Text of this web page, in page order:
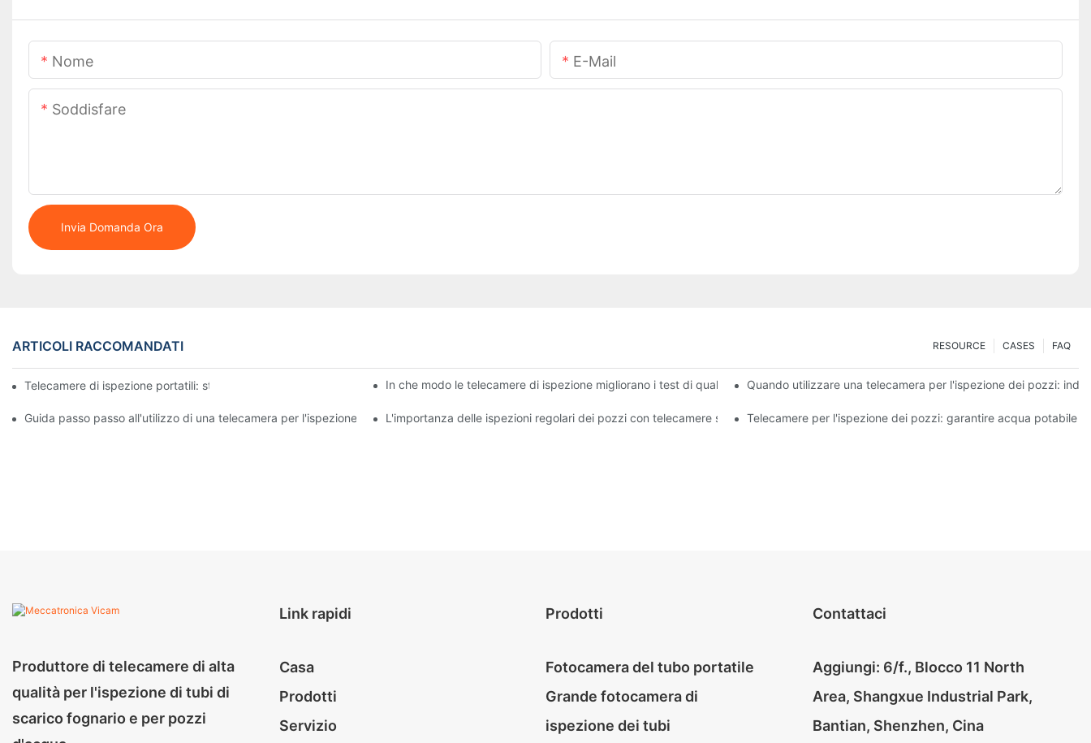
Nome E-Mail
Soddisfare
Invia Domanda Ora
ARTICOLI RACCOMANDATI FAQ
CASES
RESOURCE
Telecamere di ispezione portatili: strumenti essenziali per i professionistiIn che modo le telecamere di ispezione migliorano i test di qualità dell'acquaQuando utilizzare una telecamera per l'ispezione dei pozzi:
Guida passo passo all'utilizzo di una telecamera per l'ispezione dei pozziL'importanza delle ispezioni regolari dei pozzi con telecamere specializzateTelecamere per l'ispezione dei pozzi: garantire acqua potabile
Produttore di telecamere di alta
qualità per l'ispezione di tubi di
scarico fognario e per pozzi
Link rapidi
Casa
Prodotti
Servizio
Prodotti
Fotocamera del tubo portatile
Grande fotocamera di
ispezione dei tubi
Contattaci
Aggiungi: 6/f., Blocco 11 North
Area, Shangxue Industrial Park,
Bantian, Shenzhen, Cina